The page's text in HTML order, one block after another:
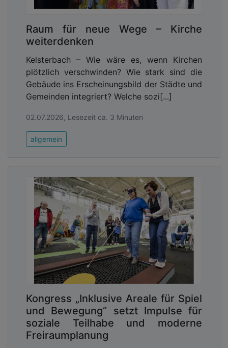
Raum für neue Wege – Kirche
weiterdenken
Kelsterbach – Wie wäre es, wenn Kirchen
plötzlich verschwinden? Wie stark sind die
Gebäude ins Erscheinungsbild der Städte und
Gemeinden integriert? Welche sozi[...]
02.07.2026, Lesezeit ca. 3 Minuten
allgemein
Kongress „Inklusive Areale für Spiel
und Bewegung“ setzt Impulse für
soziale Teilhabe und moderne
Freiraumplanung